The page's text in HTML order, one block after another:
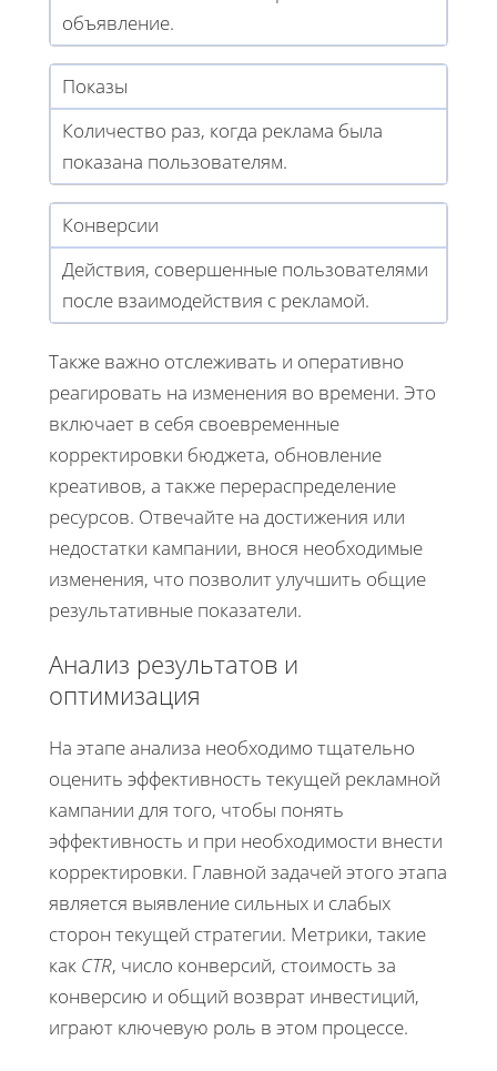
объявление.
Показы
Количество раз, когда реклама была
показана пользователям.
Конверсии
Действия, совершенные пользователями
после взаимодействия с рекламой.
Также важно отслеживать и оперативно
реагировать на изменения во времени. Это
включает в себя своевременные
корректировки бюджета, обновление
креативов, а также перераспределение
ресурсов. Отвечайте на достижения или
недостатки кампании, внося необходимые
изменения, что позволит улучшить общие
результативные показатели.
Анализ результатов и
оптимизация
На этапе анализа необходимо тщательно
оценить эффективность текущей рекламной
кампании для того, чтобы понять
эффективность и при необходимости внести
корректировки. Главной задачей этого этапа
является выявление сильных и слабых
сторон текущей стратегии. Метрики, такие
как CTR, число конверсий, стоимость за
конверсию и общий возврат инвестиций,
играют ключевую роль в этом процессе.